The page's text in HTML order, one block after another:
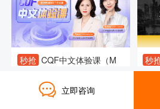
秒抢 CQF中文体验课（M
0.10
秒
划
立即咨询